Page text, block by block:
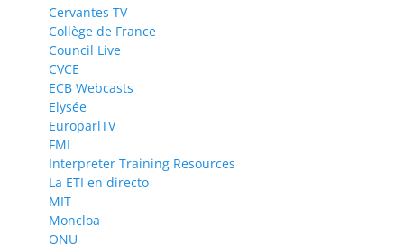
Cervantes TV
Collège de France
Council Live
CVCE
ECB Webcasts
Elysée
EuroparlTV
FMI
Interpreter Training Resources
La ETI en directo
MIT
Moncloa
ONU